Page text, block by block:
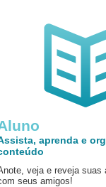
aprenda e
veja e reveja suas
seus amigos!